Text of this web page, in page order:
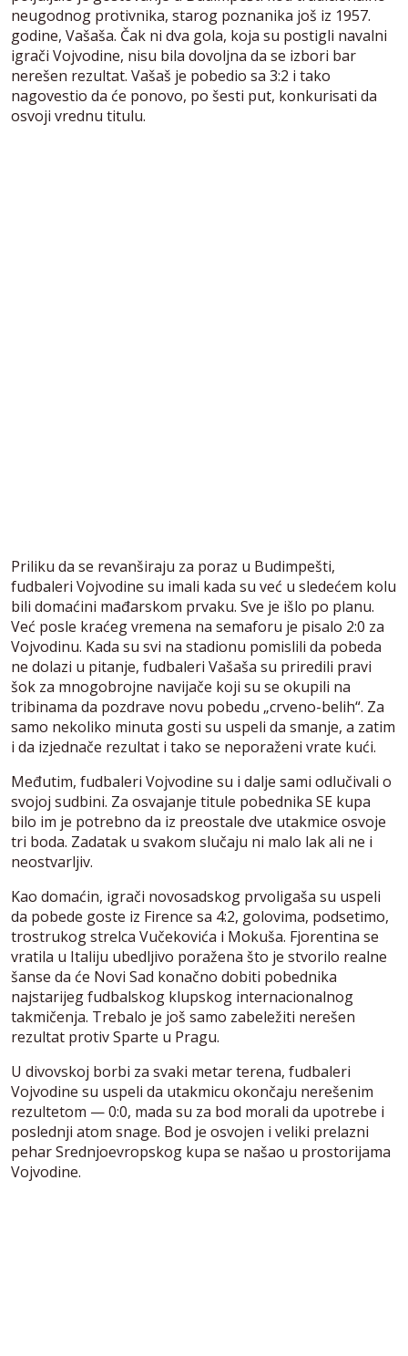
neugodnog protivnika, starog poznanika još iz 1957.
godine, Vašaša. Čak ni dva gola, koja su postigli navalni
igrači Vojvodine, nisu bila dovoljna da se izbori bar
nerešen rezultat. Vašaš je pobedio sa 3:2 i tako
nagovestio da će ponovo, po šesti put, konkurisati da
osvoji vrednu titulu.
Priliku da se revanširaju za poraz u Budimpešti,
fudbaleri Vojvodine su imali kada su već u sledećem kolu
bili domaćini mađarskom prvaku. Sve je išlo po planu.
Već posle kraćeg vremena na semaforu je pisalo 2:0 za
Vojvodinu. Kada su svi na stadionu pomislili da pobeda
ne dolazi u pitanje, fudbaleri Vašaša su priredili pravi
šok za mnogobrojne navijače koji su se okupili na
tribinama da pozdrave novu pobedu „crveno-belih“. Za
samo nekoliko minuta gosti su uspeli da smanje, a zatim
i da izjednače rezultat i tako se neporaženi vrate kući.
Međutim, fudbaleri Vojvodine su i dalje sami odlučivali o
svojoj sudbini. Za osvajanje titule pobednika SE kupa
bilo im je potrebno da iz preostale dve utakmice osvoje
tri boda. Zadatak u svakom slučaju ni malo lak ali ne i
neostvarljiv.
Kao domaćin, igrači novosadskog prvoligaša su uspeli
da pobede goste iz Firence sa 4:2, golovima, podsetimo,
trostrukog strelca Vučekovića i Mokuša. Fjorentina se
vratila u Italiju ubedljivo poražena što je stvorilo realne
šanse da će Novi Sad konačno dobiti pobednika
najstarijeg fudbalskog klupskog internacionalnog
takmičenja. Trebalo je još samo zabeležiti nerešen
rezultat protiv Sparte u Pragu.
U divovskoj borbi za svaki metar terena, fudbaleri
Vojvodine su uspeli da utakmicu okončaju nerešenim
rezultetom — 0:0, mada su za bod morali da upotrebe i
poslednji atom snage. Bod je osvojen i veliki prelazni
pehar Srednjoevropskog kupa se našao u prostorijama
Vojvodine.